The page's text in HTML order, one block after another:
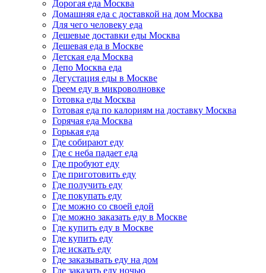
Дорогая еда Москва
Домашняя еда с доставкой на дом Москва
Для чего человеку еда
Дешевые доставки еды Москва
Дешевая еда в Москве
Детская еда Москва
Депо Москва еда
Дегустация еды в Москве
Греем еду в микроволновке
Готовка еды Москва
Готовая еда по калориям на доставку Москва
Горячая еда Москва
Горькая еда
Где собирают еду
Где с неба падает еда
Где пробуют еду
Где приготовить еду
Где получить еду
Где покупать еду
Где можно со своей едой
Где можно заказать еду в Москве
Где купить еду в Москве
Где купить еду
Где искать еду
Где заказывать еду на дом
Где заказать еду ночью